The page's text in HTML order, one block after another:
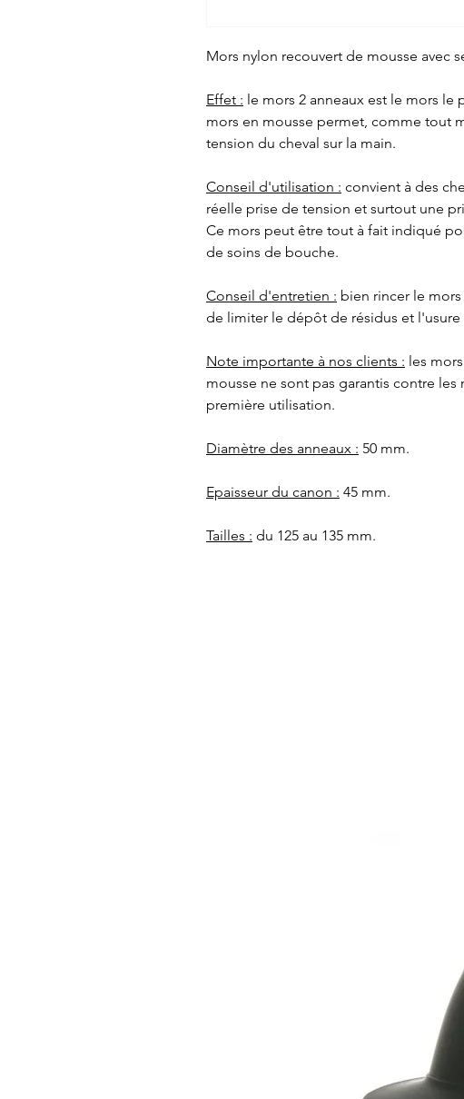
Mors nylon recouvert de mousse avec
Effet : le mors 2 anneaux est le mors le
mors en mousse permet, comme tout
tension du cheval sur la main.
Conseil d'utilisation : convient à des
réelle prise de tension et surtout une
Ce mors peut être tout à fait indiqué
de soins de bouche.
Conseil d'entretien : bien rincer le
de limiter le dépôt de résidus et
Note importante à nos clients : les
mousse ne sont pas garantis contre
première utilisation.
Diamètre des anneaux : 50 mm.
Epaisseur du canon : 45 mm.
Tailles : du 125 au 135 mm.